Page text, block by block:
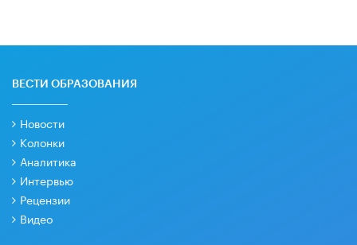
ВЕСТИ ОБРАЗОВАНИЯ
Новости
Колонки
Аналитика
Интервью
Рецензии
Видео